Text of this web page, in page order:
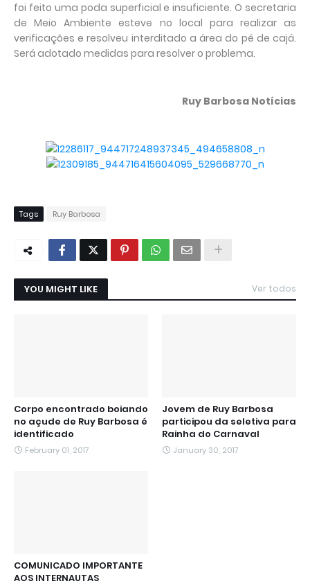
foi feito uma poda superficial e insuficiente. O secretaria
de Meio Ambiente esteve no local para realizar as
verificações e resolveu interditado a área do pé de cajá.
Será adotado medidas para resolver o problema.
Ruy Barbosa Notícias
Tags Ruy Barbosa
YOU MIGHT LIKE Ver todos
Corpo encontrado boiando
no açude de Ruy Barbosa é
identificado
February 01, 2017
Jovem de Ruy Barbosa
participou da seletiva para
Rainha do Carnaval
January 30, 2017
COMUNICADO IMPORTANTE
AOS INTERNAUTAS